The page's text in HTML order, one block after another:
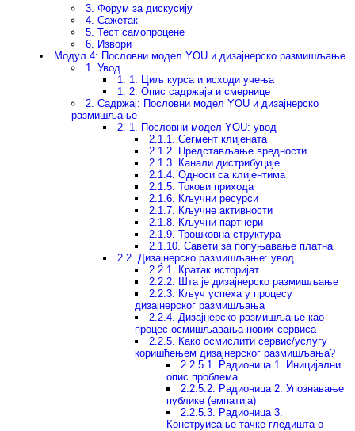
3. Форум за дискусију
4. Сажетак
5. Тест самопроцене
6. Извори
Модул 4: Пословни модел YOU и дизајнерско размишљање
1. Увод
1. 1. Циљ курса и исходи учења
1. 2. Опис садржаја и смернице
2. Садржај: Пословни модел YOU и дизајнерско
размишљање
2. 1. Пословни модел YOU: увод
2.1.1. Сегмент клијената
2.1.2. Представљање вредности
2.1.3. Канали дистрибуције
2.1.4. Односи са клијентима
2.1.5. Токови прихода
2.1.6. Кључни ресурси
2.1.7. Кључне активности
2.1.8. Кључни партнери
2.1.9. Трошковна структура
2.1.10. Савети за попуњавање платна
2.2. Дизајнерско размишљање: увод
2.2.1. Кратак историјат
2.2.2. Шта је дизајнерско размишљање
2.2.3. Кључ успеха у процесу
дизајнерског размишљања
2.2.4. Дизајнерско размишљање као
процес осмишљавања нових сервиса
2.2.5. Како осмислити сервис/услугу
коришћењем дизајнерског размишљања?
2.2.5.1. Радионица 1. Иницијални
опис проблема
2.2.5.2. Радионица 2. Упознавање
публике (емпатија)
2.2.5.3. Радионица 3.
Конструисање тачке гледишта о